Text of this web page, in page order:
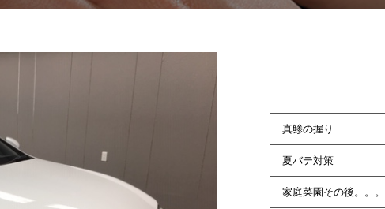
真鯵の握り
夏バテ対策
家庭菜園その後。。。